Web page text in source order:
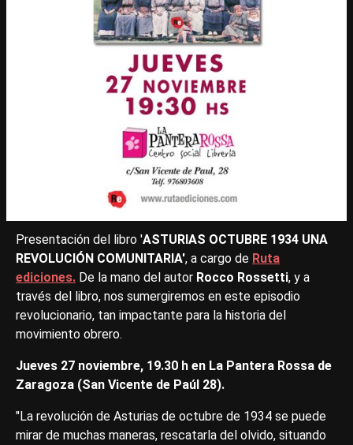
Presentación del libro 'ASTURIAS OCTUBRE 1934 UNA
REVOLUCIÓN COMUNITARIA', a cargo de Ruta
ediciones. De la mano del autor Rocco Rossetti, y a
través del libro, nos sumergiremos en este episodio
revolucionario, tan impactante para la historia del
movimiento obrero.
Jueves 27 noviembre, 19.30 h en La Pantera Rossa de
Zaragoza (San Vicente de Paúl 28).
"La revolución de Asturias de octubre de 1934 se puede
mirar de muchas maneras, rescatarla del olvido, situando